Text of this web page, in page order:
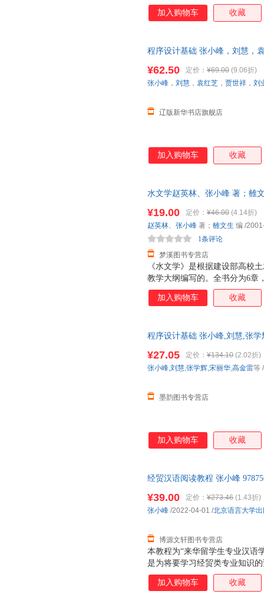
基本原理与方法，设计洪峰流
计算。 《水文学》可作为高校
加入购物车 收藏
程序设计基础 张小峰，刘慧，
¥62.50 定价： ¥69.00 (9.06折)
辽版新华书店旗舰店
张小峰 ， 刘慧 ， 袁红芝 ， 贾世祥 ， 刘
加入购物车 收藏
水文学赵英林、张小峰 著；雒
《水文学》是根据建设部高校
教学大纲编写的。全书分为6章
基本原理与方法，设计洪峰流
计算。 《水文学》可作为高校
¥19.00 定价： ¥46.00 (4.14折)
梦溪图书专营店
1条评论
赵英林、 张小峰 著； 雒文生 编 /
加入购物车 收藏
程序设计基础 张小峰,刘慧,张
¥27.05 定价： ¥134.10 (2.02折)
墨韵图书专营店
张小峰,刘慧,张学辉,宋丽华,高金雷等
加入购物车 收藏
经贸汉语阅读教程 张小峰
本教程为“来华留学生专业汉语
是为将要学习经贸类专业知识
标是，培养预科留学生在经贸
学生学习经贸类专业知识消除
¥39.00 定价： ¥273.46 (1.43折)
博源文轩图书专营店
张小峰 /2022-04-01 /北京语言大学
加入购物车 收藏